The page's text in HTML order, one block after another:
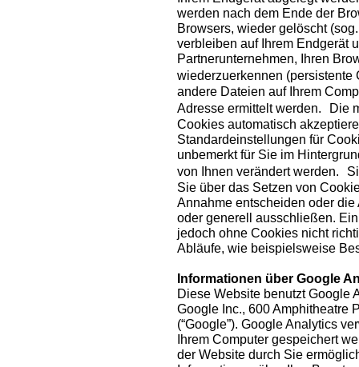
werden nach dem Ende der
Browsers, wieder gelöscht
verbleiben auf Ihrem Endgerät
Partnerunternehmen, Ihren
wiederzuerkennen
andere Dateien auf Ihrem
Adresse ermittelt werden. Die
Cookies automatisch
Standardeinstellungen für
unbemerkt für Sie im
von Ihnen verändert werden.
Sie über das Setzen von
Annahme entscheiden oder
oder generell ausschließen.
jedoch ohne Cookies nicht
Abläufe, wie beispielsweise
Informationen über Google
Diese Website benutzt Google
Google Inc., 600 Amphitheatre
(“Google”). Google Analytics
Ihrem Computer gespeichert
der Website durch Sie